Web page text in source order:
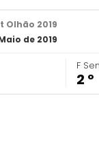
Olhão 2019
de 2019
F
2 º